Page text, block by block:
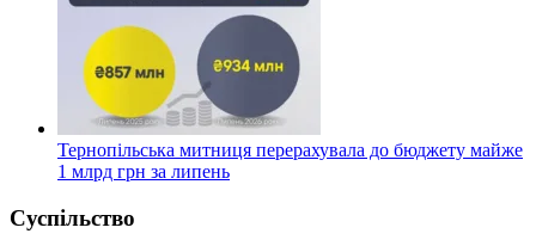
Тернопільська митниця перерахувала до бюджету майже
1 млрд грн за липень
Суспільство